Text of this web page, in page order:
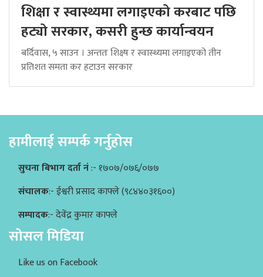
शिक्षा र स्वास्थ्यमा लगाइएको करबाट पछि
हट्यो सरकार, कसरी हुन्छ कार्यान्वयन
बर्दिवास, ५ साउन । अन्ततः शिक्ष्ष र स्वास्थ्यमा लगाइएको तीन
प्रतिशत समता कर हटाउन सरकार
हामीलाई सम्पर्क गर्नुहोस
सुचना बिभाग दर्ता नं:- १७०७/०७६/०७७
संचालक:- ईश्वरी प्रसाद काफ्ले (९८४४०३१६००)
सम्पादक:- देवेंद्र कुमार काफ्ले
सोसल मिडिया
Like us on Facebook